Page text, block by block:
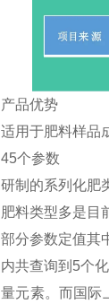
产品优势
适用于肥料样品
45个参数
研制的系列化肥
肥料类型多是目
部分参数定值其
内共查询到5个
量元素。而国际